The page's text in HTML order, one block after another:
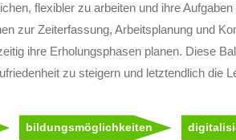
flexibler zu arbeiten und ihre
zur Zeiterfassung, Arbeitsplanung und
ihre Erholungsphasen planen. Diese
zu steigern und letztendlich die
bildungsmöglichkeiten